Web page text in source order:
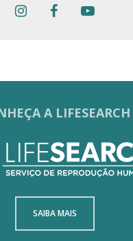
A LIFESEARCH
SAIBA MAIS